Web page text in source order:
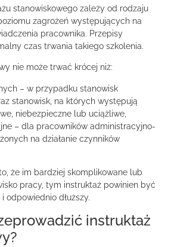
stanowiskowego zależy od rodzaju
zagrożeń występujących na
pracownika. Przepisy
czas trwania takiego szkolenia.
nie może trwać krócej niż:
– w przypadku stanowisk
stanowisk, na których występują
niebezpieczne lub uciążliwe,
– dla pracowników administracyjno-
na działanie czynników
że im bardziej skomplikowane lub
pracy, tym instruktaż powinien być
odpowiednio dłuższy.
instruktaż